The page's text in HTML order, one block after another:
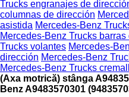
Trucks engranajes de
columnas de dirección
asistida Mercedes-Benz
Mercedes-Benz Trucks barras
Trucks volantes Mercedes-
dirección Mercedes-Benz
Mercedes-Benz Trucks
(Axa motrică) stânga
Benz A9483570301